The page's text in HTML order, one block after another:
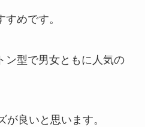
すめです。
ン型で男女ともに人気の
良いと思います。